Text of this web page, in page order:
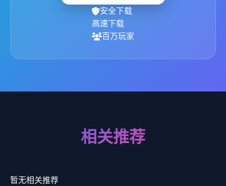
安全下载
高速下载
百万玩家
相关推荐
暂无相关推荐